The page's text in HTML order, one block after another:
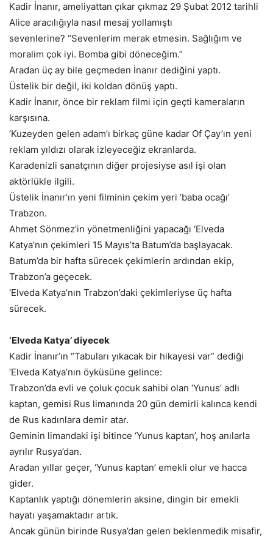
Kadir İnanır, ameliyattan çıkar çıkmaz 29 Şubat 2012 tarihli
Alice aracılığıyla nasıl mesaj yollamıştı
sevenlerine? “Sevenlerim merak etmesin. Sağlığım ve
moralim çok iyi. Bomba gibi döneceğim.”
Aradan üç ay bile geçmeden İnanır dediğini yaptı.
Üstelik bir değil, iki koldan dönüş yaptı.
Kadir İnanır, önce bir reklam filmi için geçti kameraların
karşısına.
‘Kuzeyden gelen adam’ı birkaç güne kadar Of Çay’ın yeni
reklam yıldızı olarak izleyeceğiz ekranlarda.
Karadenizli sanatçının diğer projesiyse asıl işi olan
aktörlükle ilgili.
Üstelik İnanır’ın yeni filminin çekim yeri ‘baba ocağı’
Trabzon.
Ahmet Sönmez’in yönetmenliğini yapacağı ‘Elveda
Katya’nın çekimleri 15 Mayıs’ta Batum’da başlayacak.
Batum’da bir hafta sürecek çekimlerin ardından ekip,
Trabzon’a geçecek.
‘Elveda Katya’nın Trabzon’daki çekimleriyse üç hafta
sürecek.
‘Elveda Katya’ diyecek
Kadir İnanır’ın “Tabuları yıkacak bir hikayesi var” dediği
‘Elveda Katya’nın öyküsüne gelince:
Trabzon’da evli ve çoluk çocuk sahibi olan ‘Yunus’ adlı
kaptan, gemisi Rus limanında 20 gün demirli kalınca kendi
de Rus kadınlara demir atar.
Geminin limandaki işi bitince ‘Yunus kaptan’, hoş anılarla
ayrılır Rusya’dan.
Aradan yıllar geçer, ‘Yunus kaptan’ emekli olur ve hacca
gider.
Kaptanlık yaptığı dönemlerin aksine, dingin bir emekli
hayatı yaşamaktadır artık.
Ancak günün birinde Rusya’dan gelen beklenmedik misafir,